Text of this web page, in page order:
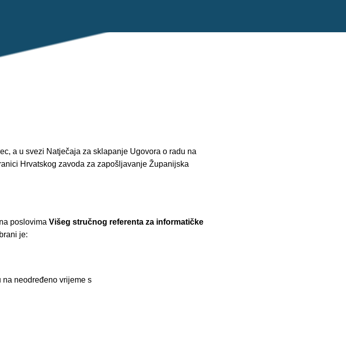
a u svezi Natječaja za sklapanje Ugovora o radu na
Hrvatskog zavoda za zapošljavanje Županijska
poslovimaVišeg stručnog referenta za informatičke
je:
neodređeno vrijeme s